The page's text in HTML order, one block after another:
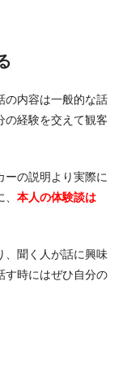
の内容は一般的な話
の経験を交えて観客
ーの説明より実際に
本人の体験談は
、聞く人が話に興味
す時にはぜひ自分の